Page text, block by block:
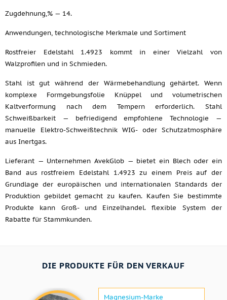
Zugdehnung,% — 14.
Anwendungen, technologische Merkmale und Sortiment
Rostfreier Edelstahl 1.4923 kommt in einer Vielzahl von
Walzprofilen und in Schmieden.
Stahl ist gut während der Wärmebehandlung gehärtet. Wenn
komplexe Formgebungsfolie Knüppel und volumetrischen
Kaltverformung nach dem Tempern erforderlich. Stahl
Schweißbarkeit — befriedigend empfohlene Technologie —
manuelle Elektro-Schweißtechnik WIG- oder Schutzatmosphäre
aus Inertgas.
Lieferant — Unternehmen AvekGlob — bietet ein Blech oder ein
Band aus rostfreiem Edelstahl 1.4923 zu einem Preis auf der
Grundlage der europäischen und internationalen Standards der
Produktion gebildet gemacht zu kaufen. Kaufen Sie bestimmte
Produkte kann Groß- und Einzelhandel. flexible System der
Rabatte für Stammkunden.
DIE PRODUKTE FÜR DEN VERKAUF
Magnesium-Marke